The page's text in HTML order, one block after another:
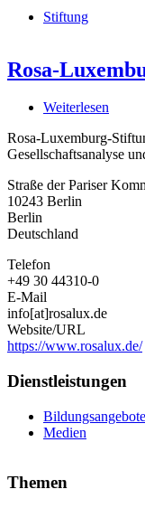
Stiftung
Rosa-
Weiterlesen
Rosa-Luxemburg-
Gesellschaftsanalyse
Straße der Pariser
10243 Berlin
Berlin
Deutschland
Telefon
+49 30 44310-0
E-Mail
info[at]rosalux.de
Website/URL
https://www.rosalux.de/
Dienstleistungen
Bildungsangebote
Medien
Themen